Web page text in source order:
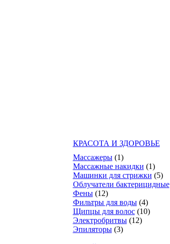
КРАСОТА И ЗДОРОВЬЕ
Массажеры (1)
Массажные накидки (1)
Машинки для стрижки (5)
Облучатели бактерицидные
Фены (12)
Фильтры для воды (4)
Щипцы для волос (10)
Электробритвы (12)
Эпиляторы (3)